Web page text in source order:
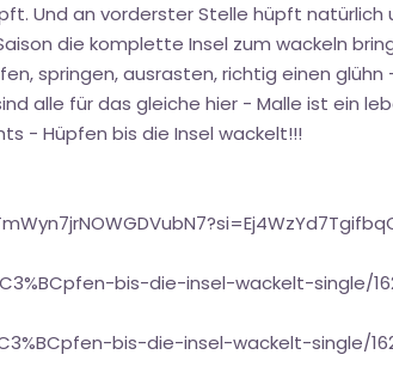
Und an vorderster Stelle hüpft natürlich
die komplette Insel zum wackeln
springen, ausrasten, richtig einen
alle für das gleiche hier - Malle ist ein
- Hüpfen bis die Insel wackelt!!!
bis-die-insel-wackelt-single/
bis-die-insel-wackelt-single/